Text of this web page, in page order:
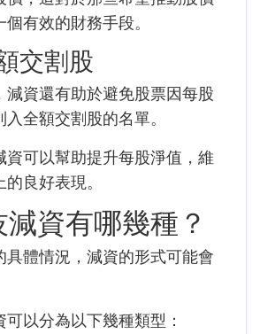
有效的財務手段。
交割股
減資還有助於避免股票因每股
全額交割股的名單。
資可以幫助提升每股淨值，維
良好表現。
減資有哪幾種？
具體情況，減資的形式可能會
以分為以下幾種類型：